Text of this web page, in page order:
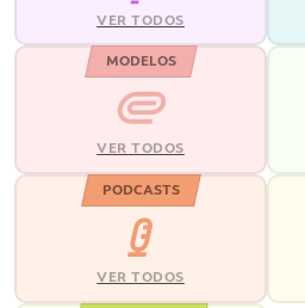
VER TODOS
MODELOS
VER TODOS
PODCASTS
VER TODOS